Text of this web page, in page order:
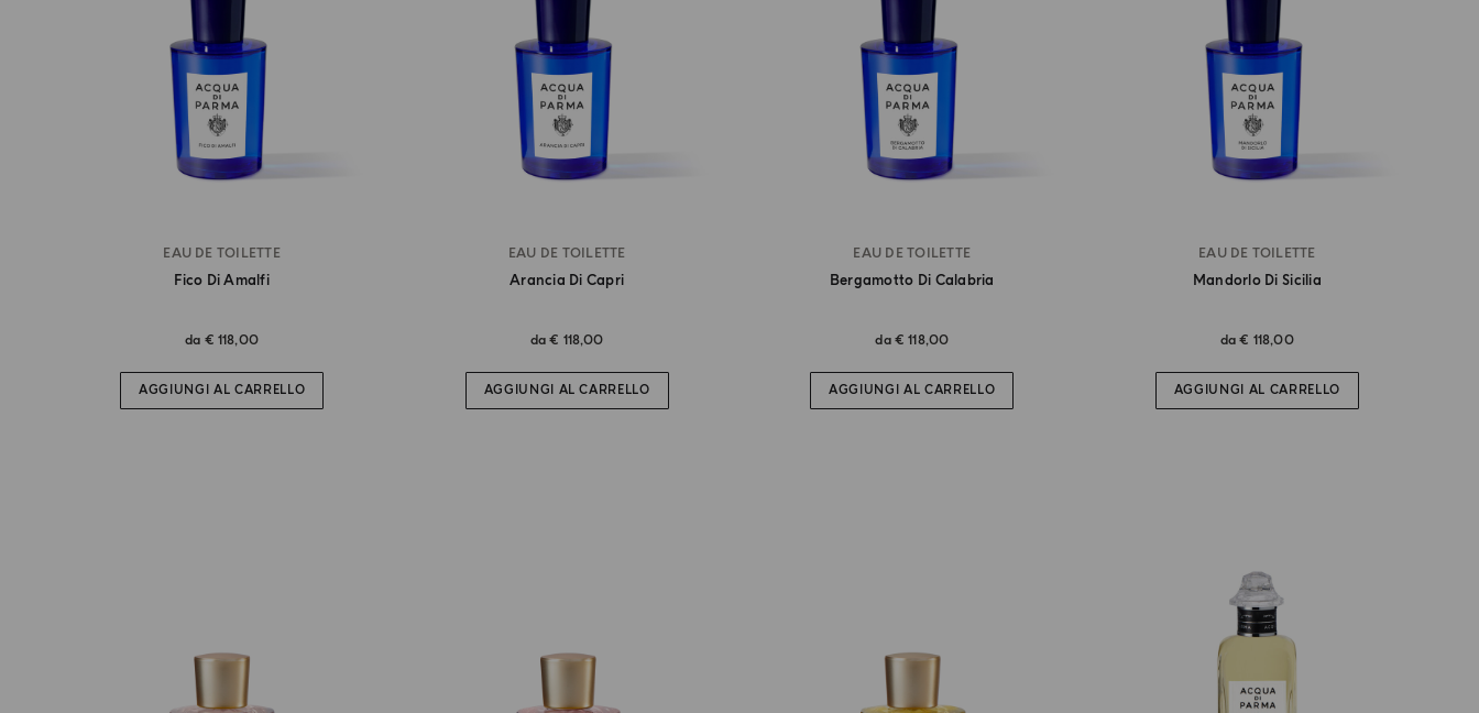
EAU DE TOILETTE
Fico Di Amalfi
da € 118,00
AGGIUNGI AL CARRELLO
EAU DE TOILETTE
Arancia Di Capri
da€ 118,00
AGGIUNGI AL CARRELLO
EAU DE TOILETTE
Bergamotto Di Calabria
da € 118,00
AGGIUNGI AL CARRELLO
EAU DE TOILETTE
Mandorlo Di Sicilia
da€ 118,00
AGGIUNGI AL CARRELLO